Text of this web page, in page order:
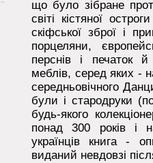
що було зібране
світі кістяної
скіфської зброї і
порцеляни,
перснів і печаток й
меблів, серед яких -
середньовічного
були і стародруки
будь-якого
понад 300 років і
українців книга -
виданий невдовзі